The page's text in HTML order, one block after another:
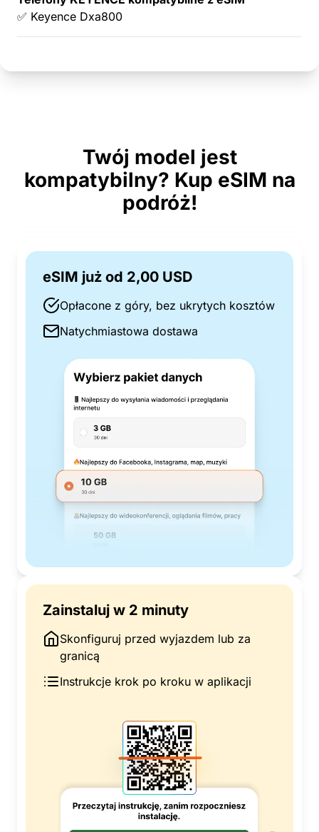
✅ Keyence Dxa800
Twój model jest
kompatybilny? Kup eSIM na
podróż!
eSIM już od 2,00 USD
Opłacone z góry, bez ukrytych kosztów
Natychmiastowa dostawa
Zainstaluj w 2 minuty
Skonfiguruj przed wyjazdem lub za
granicą
Instrukcje krok po kroku w aplikacji